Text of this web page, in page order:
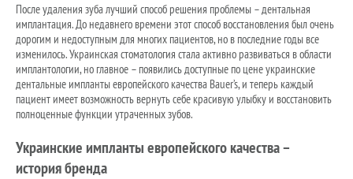
После удаления зуба лучший способ решения проблемы – дентальная
имплантация. До недавнего времени этот способ восстановления был очень
дорогим и недоступным для многих пациентов, но в последние годы все
изменилось. Украинская стоматология стала активно развиваться в области
имплантологии, но главное – появились доступные по цене украинские
дентальные импланты европейского качества Bauer’s, и теперь каждый
пациент имеет возможность вернуть себе красивую улыбку и восстановить
полноценные функции утраченных зубов.
Украинские импланты европейского качества –
история бренда